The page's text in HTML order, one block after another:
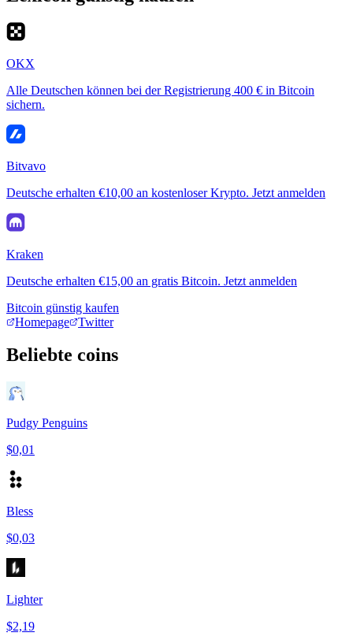
OKX
Alle Deutschen können bei der Registrierung 400 € in Bitcoin
sichern.
Bitvavo
Deutsche erhalten €10,00 an kostenloser Krypto. Jetzt anmelden
Kraken
Deutsche erhalten €15,00 an gratis Bitcoin. Jetzt anmelden
Bitcoin günstig kaufen
Homepage
Twitter
Beliebte coins
Pudgy Penguins
$0,01
Bless
$0,03
Lighter
$2,19